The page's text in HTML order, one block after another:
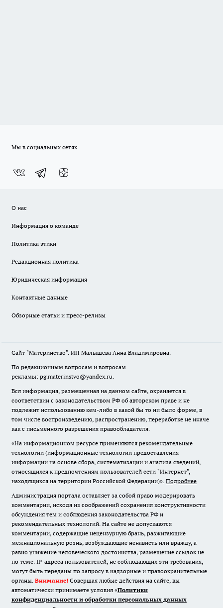
Мы в социальных сетях
О нас
Информация о команде
Политика этики
Редакционная политика
Юридическая информация
Контактные данные
Обзорные статьи и пресс-релизы
Сайт "Материнство". ИП Малышева Анна Владимировна.
По редакционным вопросам и вопросам
рекламы: pg.materinstvo@yandex.ru.
Вся информация, размещенная на данном сайте, охраняется в
соответствии с законодательством РФ об авторском праве и не
подлежит использованию кем-либо в какой бы то ни было форме, в
том числе воспроизведению, распространению, переработке не иначе
как с письменного разрешения правообладателя.
«На информационном ресурсе применяются рекомендательные
технологии (информационные технологии предоставления
информации на основе сбора, систематизации и анализа сведений,
относящихся к предпочтениям пользователей сети "Интернет",
находящихся на территории Российской Федерации)». Подробнее
Администрация портала оставляет за собой право модерировать
комментарии, исходя из соображений сохранения конструктивности
обсуждения тем и соблюдения законодательства РФ и
рекомендательных технологий. На сайте не допускаются
комментарии, содержащие нецензурную брань, разжигающие
межнациональную рознь, возбуждающие ненависть или вражду, а
равно унижение человеческого достоинства, размещение ссылок не
по теме. IP-адреса пользователей, не соблюдающих эти требования,
могут быть переданы по запросу в надзорные и правоохранительные
органы. Внимание! Совершая любые действия на сайте, вы
автоматически принимаете условия «Политики
конфиденциальности и обработки персональных данных